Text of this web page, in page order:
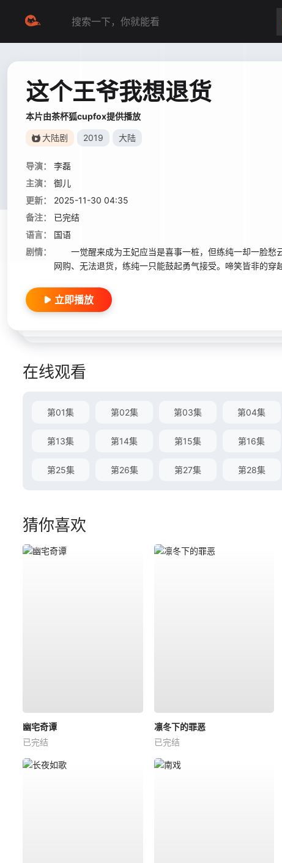
这个王爷我想退货
本片由茶杯狐cupfox提供播放
大陆剧 2019 大陆
导演：
李磊
主演：
御儿
更新：
2025-11-30 04:35
备注：
已完结
语言：
国语
剧情：
一觉醒来成为王妃应当是喜事一桩，但练纯一却一脸愁
网购、无法退货，练纯一只能鼓起勇气接受。啼笑皆非的
立即播放
在线观看
第01集 第02集 第03集 第04集
第13集 第14集 第15集 第16集
第25集 第26集 第27集 第28集
猜你喜欢
幽宅奇谭
已完结
凛冬下的罪恶
已完结